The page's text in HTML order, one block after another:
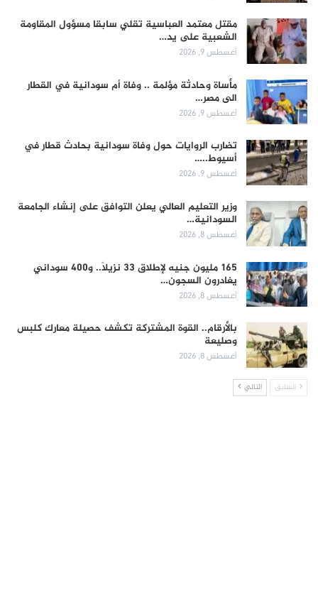
مقتل معتمد العباسية تقلي سابقا مسؤول المقاومة
الشعبية على يد…
أغسطس 9, 2026
مأساة وحادثة مؤلمة .. وفاة أم سودانية في القطار
الى مصر…
أغسطس 9, 2026
تضارب الروايات حول وفاة سودانية بحادث قطار في
أسيوط..…
أغسطس 9, 2026
وزير التعليم العالي يعلن التوافق على إنشاء الجامعة
السودانية…
أغسطس 8, 2026
165 مليون جنيه لإطلاق 33 نزيلاً.. و400 سوداني
يغادرون السجون…
أغسطس 8, 2026
بالأرقام.. القوة المشتركة تكشف حصيلة معارك كلبس
وصليعة
أغسطس 8, 2026
السابق التالي